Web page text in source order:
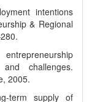
intentions
& Regional
challenges.
2005.
term supply of